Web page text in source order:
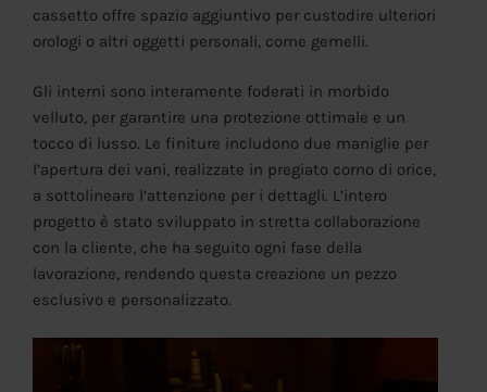
cassetto offre spazio aggiuntivo per custodire ulteriori
orologi o altri oggetti personali, come gemelli.
Gli interni sono interamente foderati in morbido
velluto, per garantire una protezione ottimale e un
tocco di lusso. Le finiture includono due maniglie per
l’apertura dei vani, realizzate in pregiato corno di orice,
a sottolineare l’attenzione per i dettagli. L’intero
progetto è stato sviluppato in stretta collaborazione
con la cliente, che ha seguito ogni fase della
lavorazione, rendendo questa creazione un pezzo
esclusivo e personalizzato.